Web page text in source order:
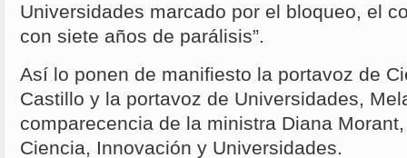
Universidades marcado por el bloqueo, el
con siete años de parálisis”.
Así lo ponen de manifiesto la portavoz de
Castillo y la portavoz de Universidades,
comparecencia de la ministra Diana
Ciencia, Innovación y Universidades.